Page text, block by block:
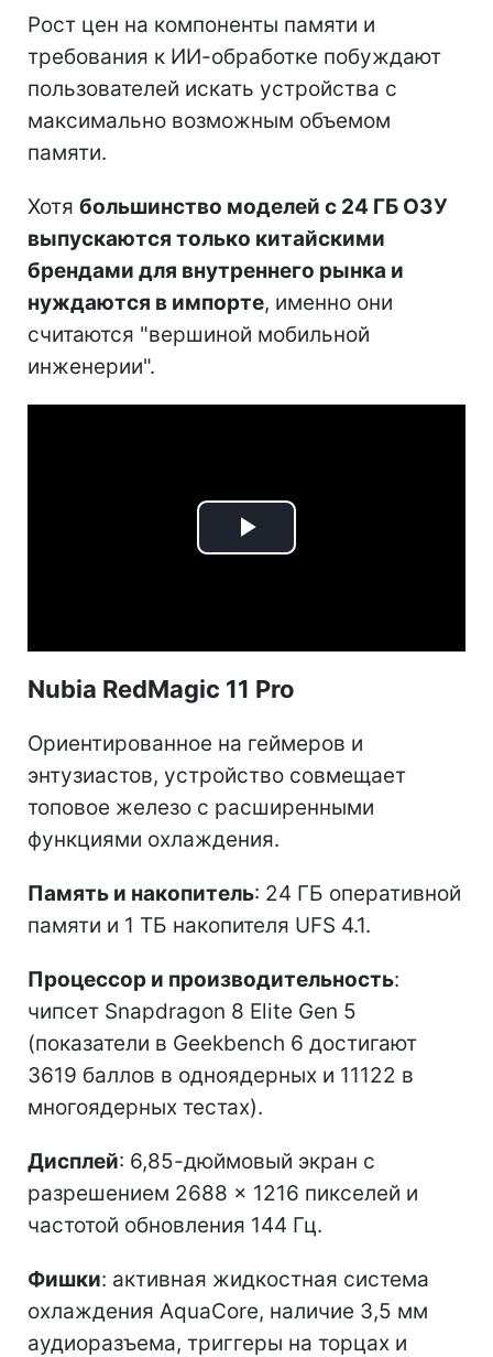
Рост цен на компоненты памяти и
требования к ИИ-обработке побуждают
пользователей искать устройства с
максимально возможным объемом
памяти.
Хотя большинство моделей с 24 ГБ ОЗУ
выпускаются только китайскими
брендами для внутреннего рынка и
нуждаются в импорте, именно они
считаются "вершиной мобильной
инженерии".
Play
Nubia RedMagic 11 Pro
Ориентированное на геймеров и
энтузиастов, устройство совмещает
топовое железо с расширенными
функциями охлаждения.
Память и накопитель: 24 ГБ оперативной
памяти и 1 ТБ накопителя UFS 4.1.
Процессор и производительность:
чипсет Snapdragon 8 Elite Gen 5
(показатели в Geekbench 6 достигают
3619 баллов в одноядерных и 11122 в
многоядерных тестах).
Дисплей: 6,85-дюймовый экран с
разрешением 2688 × 1216 пикселей и
частотой обновления 144 Гц.
Фишки: активная жидкостная система
охлаждения AquaCore, наличие 3,5 мм
аудиоразъема, триггеры на торцах и